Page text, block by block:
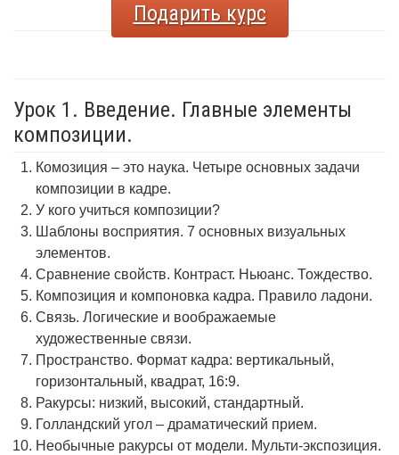
Подарить курс
Урок 1. Введение. Главные элементы
композиции.
Комозиция – это наука. Четыре основных задачи
композиции в кадре.
У кого учиться композиции?
Шаблоны восприятия. 7 основных визуальных
элементов.
Сравнение свойств. Контраст. Ньюанс. Тождество.
Композиция и компоновка кадра. Правило ладони.
Связь. Логические и воображаемые
художественные связи.
Пространство. Формат кадра: вертикальный,
горизонтальный, квадрат, 16:9.
Ракурсы: низкий, высокий, стандартный.
Голландский угол – драматический прием.
Необычные ракурсы от модели. Мульти-экспозиция.